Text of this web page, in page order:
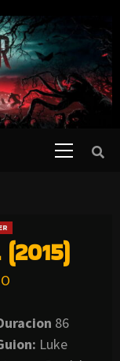
86
Luke